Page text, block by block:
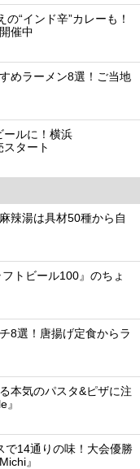
“インド辛”カレーも！
催中
めラーメン8選！ご当地
ールに！横浜
スタート
辣湯は具材50種から自
トビール100』のちょ
8選！唐揚げ定食からラ
本気のパスタ&ピザに注
で14通りの味！大会優勝
』